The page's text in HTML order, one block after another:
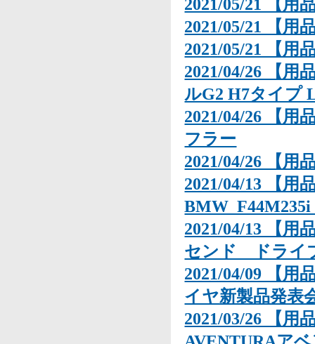
2021/05/21 【用
2021/05/21 【用
2021/05/21 【用
2021/04/26 【用
ルG2 H7タイプ
2021/04/26 【用
フラー
2021/04/26 【用
2021/04/13 【用
2021/04/13 【用
センド ドライ
2021/04/09 【用
イヤ新製品発表
2021/03/26 【用